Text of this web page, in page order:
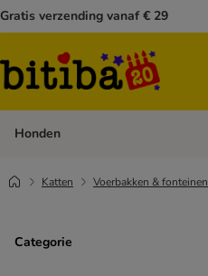
Gratis verzending vanaf € 29
Honden
Katten Voerbakken & fonteinen
Categorie